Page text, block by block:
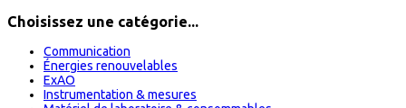
Choisissez une catégorie...
Communication
Énergies renouvelables
ExAO
Instrumentation & mesures